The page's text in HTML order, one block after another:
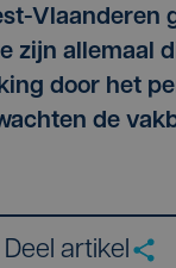
Vlaanderen
zijn allemaal
door het
de
Deel artikel